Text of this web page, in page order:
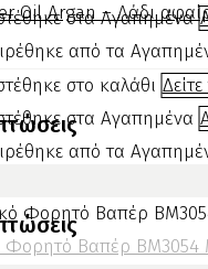
στα Αγαπημένα
από τα
Φορητό Βαπέρ
Oil Argan – Λάδι
στο καλάθι
στα Αγαπημένα
από τα